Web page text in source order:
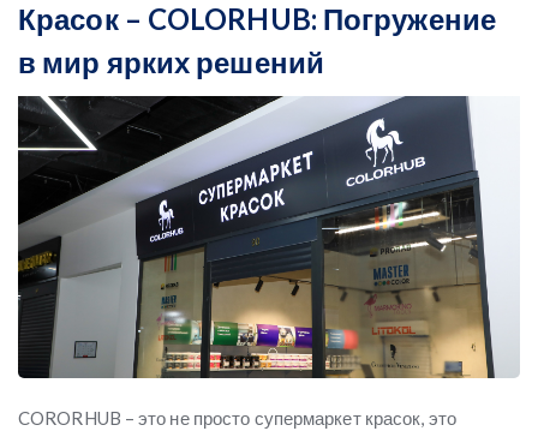
Красок – COLORHUB: Погружение
в мир ярких решений
CORORHUB – это не просто супермаркет красок, это